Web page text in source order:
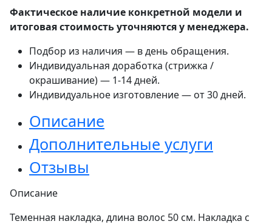
Фактическое наличие конкретной модели и
итоговая стоимость уточняются у менеджера.
Подбор из наличия — в день обращения.
Индивидуальная доработка (стрижка /
окрашивание) — 1-14 дней.
Индивидуальное изготовление — от 30 дней.
Описание
Дополнительные услуги
Отзывы
Описание
Теменная накладка, длина волос 50 см. Накладка с